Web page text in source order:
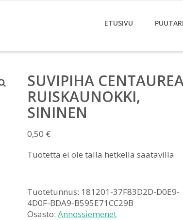
ETUSIVU
SUVIPIHA
RUISKAUNOKKI,
SININEN
0,50 €
Tuotetta ei ole tällä hetkellä saatavilla
Tuotetunnus: 181201-37F83D2D-D0E9-
4D0F-BDA9-B595E71CC29B
Osasto: Annossiemenet